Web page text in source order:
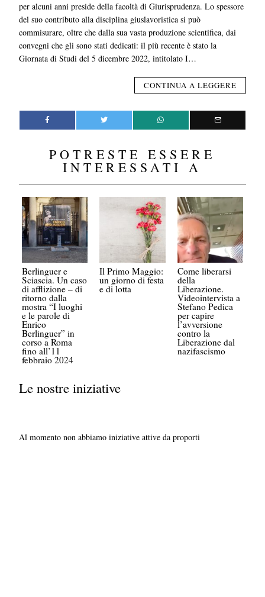
per alcuni anni preside della facoltà di Giurisprudenza. Lo spessore
del suo contributo alla disciplina giuslavoristica si può
commisurare, oltre che dalla sua vasta produzione scientifica, dai
convegni che gli sono stati dedicati: il più recente è stato la
Giornata di Studi del 5 dicembre 2022, intitolato I…
CONTINUA A LEGGERE
POTRESTE ESSERE
INTERESSATI A
Berlinguer e
Sciascia. Un caso
di afflizione – di
ritorno dalla
mostra “I luoghi
e le parole di
Enrico
Berlinguer” in
corso a Roma
fino all’11
febbraio 2024
Il Primo Maggio:
un giorno di festa
e di lotta
Come liberarsi
della
Liberazione.
Videointervista a
Stefano Pedica
per capire
l’avversione
contro la
Liberazione dal
nazifascismo
Le nostre iniziative
Al momento non abbiamo iniziative attive da proporti